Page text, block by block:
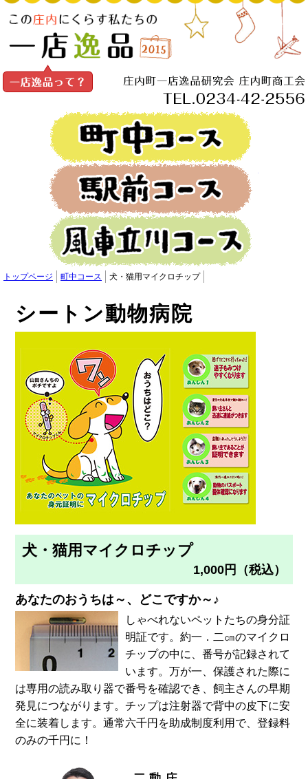
トップページ 町中コース 犬・猫用マイクロチップ
シートン動物病院
犬・猫用マイクロチップ
1,000円（税込）
あなたのおうちは～、どこですか～♪
しゃべれないペットたちの身分証
明証です。約一．二㎝のマイクロ
チップの中に、番号が記録されて
います。万が一、保護された際に
は専用の読み取り器で番号を確認でき、飼主さんの早期
発見につながります。チップは注射器で背中の皮下に安
全に装着します。通常六千円を助成制度利用で、登録料
のみの千円に！